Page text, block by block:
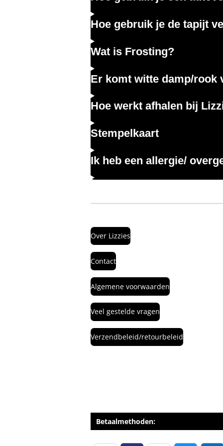
Hoe gebruik je de tapijt
Wat is Frosting?
Er komt witte damp/rook
Hoe werkt afhalen bij
Stempelkaart
Ik heb een allergie/
Over Lizzies
Contact
Algemene voorwaarden
Veel gestelde vragen
Verzendbeleid/retourbeleid
Betaalmethoden: